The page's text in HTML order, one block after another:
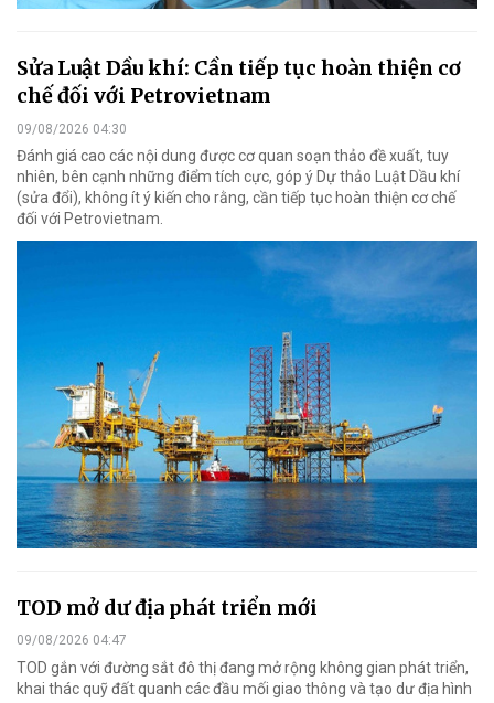
Sửa Luật Dầu khí: Cần tiếp tục hoàn thiện cơ
chế đối với Petrovietnam
09/08/2026 04:30
Đánh giá cao các nội dung được cơ quan soạn thảo đề xuất, tuy
nhiên, bên cạnh những điểm tích cực, góp ý Dự thảo Luật Dầu khí
(sửa đổi), không ít ý kiến cho rằng, cần tiếp tục hoàn thiện cơ chế
đối với Petrovietnam.
TOD mở dư địa phát triển mới
09/08/2026 04:47
TOD gắn với đường sắt đô thị đang mở rộng không gian phát triển,
khai thác quỹ đất quanh các đầu mối giao thông và tạo dư địa hình